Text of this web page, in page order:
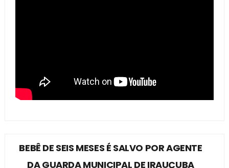
BEBÊ DE SEIS MESES É SALVO POR AGENTE
DA GUARDA MUNICIPAL DE IRAUÇUBA